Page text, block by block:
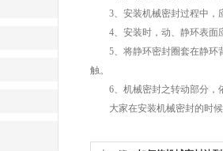
3、安装机械密封过程中，
4、安装时，动、静环表面应
5、将静环密封圈套在静环背
触。
6、机械密封之转动部分，依
大家在安装机械密封的时候